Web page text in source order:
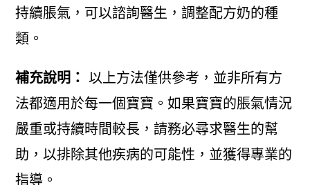
持續脹氣，可以諮詢醫生，調整配方奶的種
類。
補充說明：
以上方法僅供參考，並非所有方
法都適用於每一個寶寶。如果寶寶的脹氣情況
嚴重或持續時間較長，請務必尋求醫生的幫
助，以排除其他疾病的可能性，並獲得專業的
指導。